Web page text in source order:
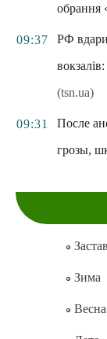
обрання
09:37
РФ
(tsn.ua)
09:31
После
грозы,
Зима
Весна